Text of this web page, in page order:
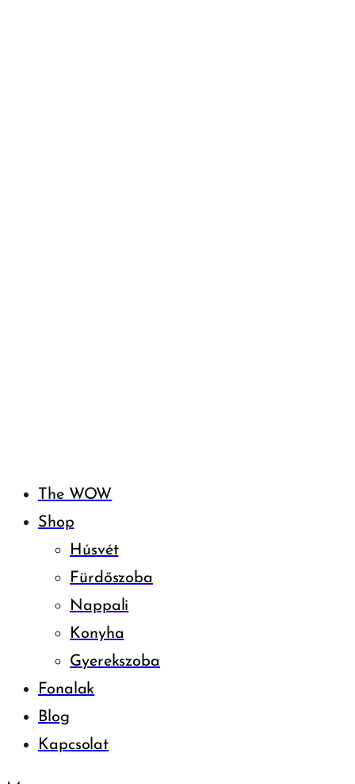
The WOW
Shop
Húsvét
Fürdőszoba
Nappali
Konyha
Gyerekszoba
Fonalak
Blog
Kapcsolat